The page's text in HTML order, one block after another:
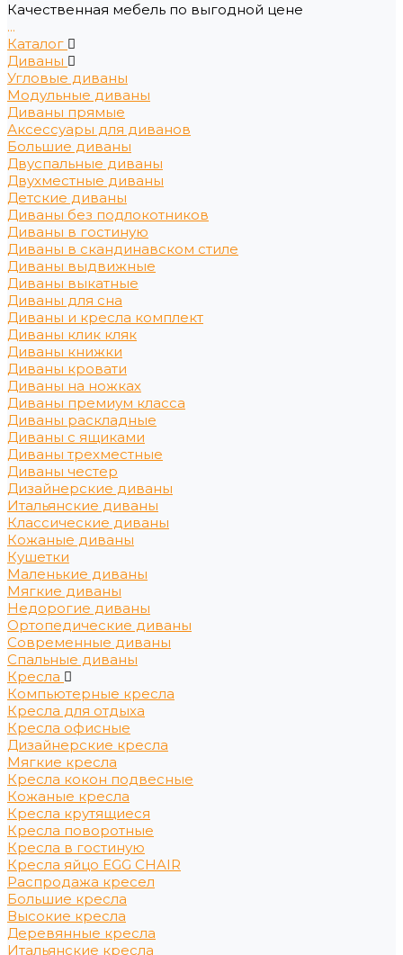
Качественная мебель по выгодной цене
...
Каталог
Диваны
Угловые диваны
Модульные диваны
Диваны прямые
Аксессуары для диванов
Большие диваны
Двуспальные диваны
Двухместные диваны
Детские диваны
Диваны без подлокотников
Диваны в гостиную
Диваны в скандинавском стиле
Диваны выдвижные
Диваны выкатные
Диваны для сна
Диваны и кресла комплект
Диваны клик кляк
Диваны книжки
Диваны кровати
Диваны на ножках
Диваны премиум класса
Диваны раскладные
Диваны с ящиками
Диваны трехместные
Диваны честер
Дизайнерские диваны
Итальянские диваны
Классические диваны
Кожаные диваны
Кушетки
Маленькие диваны
Мягкие диваны
Недорогие диваны
Ортопедические диваны
Современные диваны
Спальные диваны
Кресла
Компьютерные кресла
Кресла для отдыха
Кресла офисные
Дизайнерские кресла
Мягкие кресла
Кресла кокон подвесные
Кожаные кресла
Кресла крутящиеся
Кресла поворотные
Кресла в гостиную
Кресла яйцо EGG CHAIR
Распродажа кресел
Большие кресла
Высокие кресла
Деревянные кресла
Итальянские кресла